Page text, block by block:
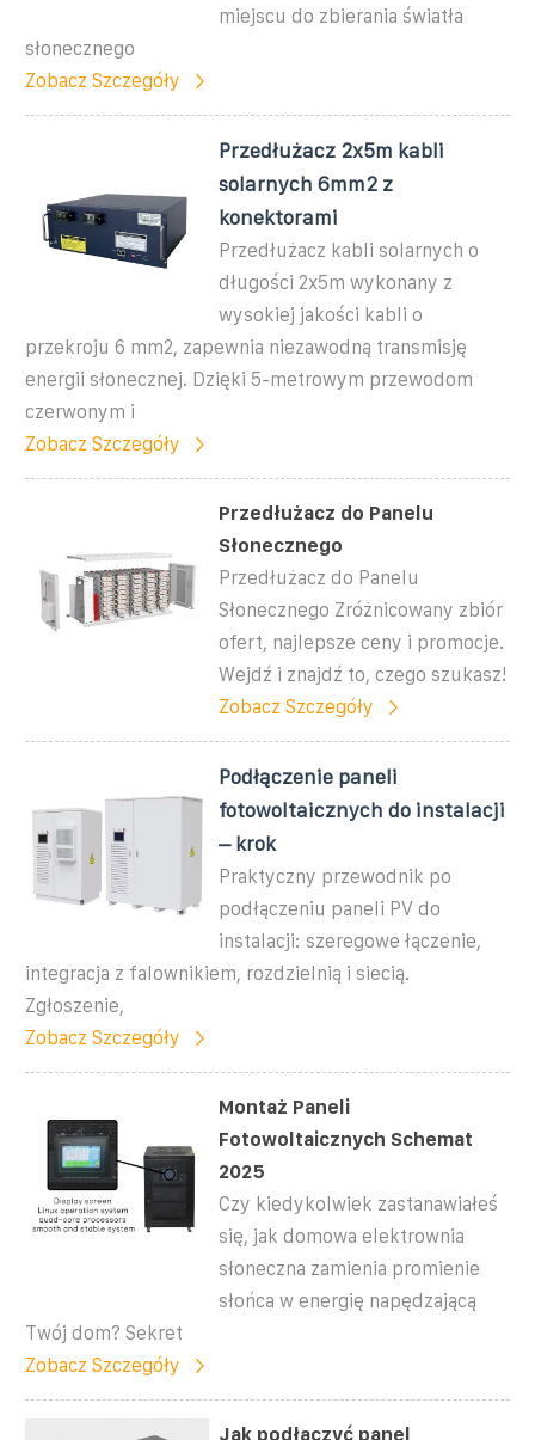
miejscu do zbierania światła
słonecznego
Zobacz Szczegóły
Przedłużacz 2x5m kabli
solarnych 6mm2 z
konektorami
Przedłużacz kabli solarnych o
długości 2x5m wykonany z
wysokiej jakości kabli o
przekroju 6 mm2, zapewnia niezawodną transmisję
energii słonecznej. Dzięki 5-metrowym przewodom
czerwonym i
Zobacz Szczegóły
Przedłużacz do Panelu
Słonecznego
Przedłużacz do Panelu
Słonecznego Zróżnicowany zbiór
ofert, najlepsze ceny i promocje.
Wejdź i znajdź to, czego szukasz!
Zobacz Szczegóły
Podłączenie paneli
fotowoltaicznych do instalacji
– krok
Praktyczny przewodnik po
podłączeniu paneli PV do
instalacji: szeregowe łączenie,
integracja z falownikiem, rozdzielnią i siecią.
Zgłoszenie,
Zobacz Szczegóły
Montaż Paneli
Fotowoltaicznych Schemat
2025
Czy kiedykolwiek zastanawiałeś
się, jak domowa elektrownia
słoneczna zamienia promienie
słońca w energię napędzającą
Twój dom? Sekret
Zobacz Szczegóły
Jak podłączyć panel